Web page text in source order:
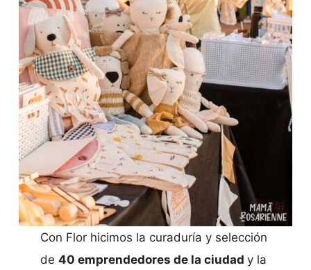
Con Flor hicimos la curaduría y selección
de40 emprendedores de la ciudady la